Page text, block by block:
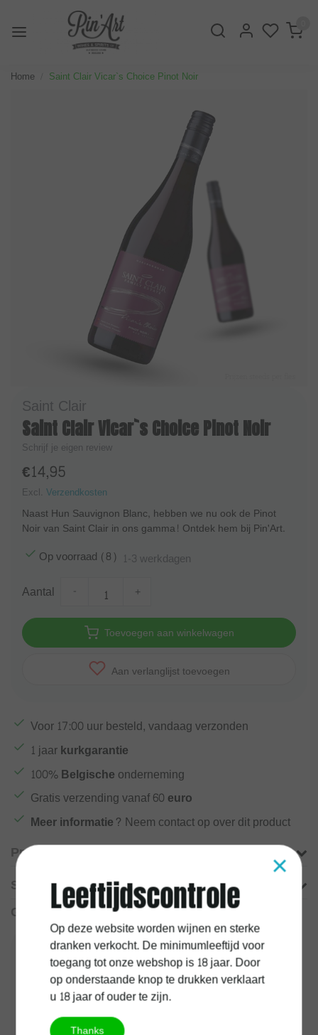
Home Saint Clair Vicar`s Choice Pinot Noir
Saint Clair
Saint Clair Vicar`s Choice Pinot Noir
Schrijf je eigen review
€14,95
Excl. Verzendkosten
Naast Hun Sauvignon Blanc, hebben we nu ook de Pinot
Noir van Saint Clair in ons gamma! Ontdek hem bij Pin'Art.
Op voorraad (8) 1-3 werkdagen
Aantal +
Toevoegen aan winkelwagen
Aan verlanglijst toevoegen
Voor 17:00 uur besteld, vandaag verzonden
1 jaarkurkgarantie
100%Belgische onderneming
Gratis verzending vanaf60 euro
Meer informatie? Neem contact op over dit product
Productomschrijving
Specificaties
Gerelateerde producten
×
Leeftijdscontrole
Op deze website worden wijnen en sterke
dranken verkocht. De minimumleeftijd voor
toegang tot onze webshop is 18 jaar. Door
op onderstaande knop te drukken verklaart
u 18 jaar of ouder te zijn.
Thanks